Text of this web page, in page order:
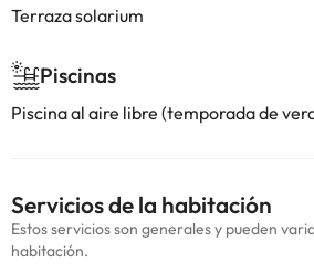
Terraza solarium
Piscinas
Piscina al aire libre (temporada de
Servicios de la habitación
Estos servicios son generales y pueden
habitación.